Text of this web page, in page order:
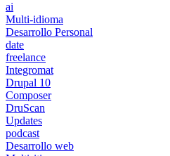
ai
Multi-idioma
Desarrollo Personal
date
freelance
Integromat
Drupal 10
Composer
DruScan
Updates
podcast
Desarrollo web